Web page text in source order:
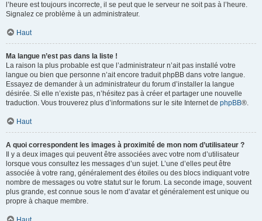
l’heure est toujours incorrecte, il se peut que le serveur ne soit pas à l’heure.
Signalez ce problème à un administrateur.
Haut
Ma langue n’est pas dans la liste !
La raison la plus probable est que l’administrateur n’ait pas installé votre
langue ou bien que personne n’ait encore traduit phpBB dans votre langue.
Essayez de demander à un administrateur du forum d’installer la langue
désirée. Si elle n’existe pas, n’hésitez pas à créer et partager une nouvelle
traduction. Vous trouverez plus d’informations sur le site Internet de phpBB®.
Haut
A quoi correspondent les images à proximité de mon nom d’utilisateur ?
Il y a deux images qui peuvent être associées avec votre nom d’utilisateur
lorsque vous consultez les messages d’un sujet. L’une d’elles peut être
associée à votre rang, généralement des étoiles ou des blocs indiquant votre
nombre de messages ou votre statut sur le forum. La seconde image, souvent
plus grande, est connue sous le nom d’avatar et généralement est unique ou
propre à chaque membre.